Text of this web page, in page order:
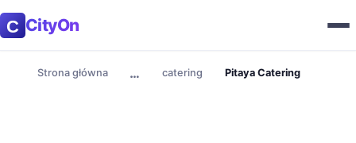
CityOn
Strona główna … catering Pitaya Catering